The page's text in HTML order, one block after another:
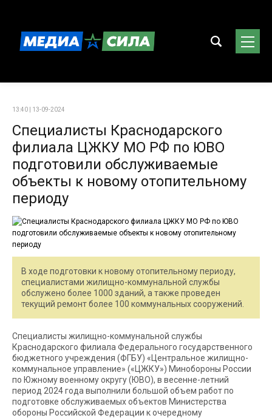
13:40 | 13-09-2024
Специалисты Краснодарского
филиала ЦЖКУ МО РФ по ЮВО
подготовили обслуживаемые
объекты к новому отопительному
периоду
В ходе подготовки к новому отопительному периоду,
специалистами жилищно-коммунальной службы
обслужено более 1000 зданий, а также проведен
текущий ремонт более 100 коммунальных сооружений.
Специалисты жилищно-коммунальной службы
Краснодарского филиала Федерального государственного
бюджетного учреждения (ФГБУ) «Центральное жилищно-
коммунальное управление» («ЦЖКУ») Минобороны России
по Южному военному округу (ЮВО), в весенне-летний
период 2024 года выполнили большой объем работ по
подготовке обслуживаемых объектов Министерства
обороны Российской Федерации к очередному